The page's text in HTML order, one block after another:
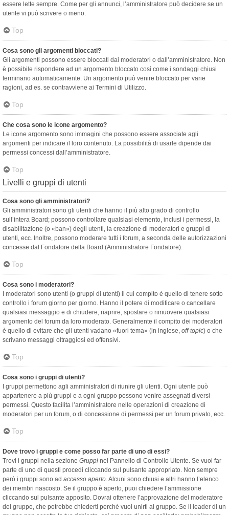
essere lette sempre. Come per gli annunci, l’amministratore può decidere se un
utente vi può scrivere o meno.
Top
Cosa sono gli argomenti bloccati?
Gli argomenti possono essere bloccati dai moderatori o dall’amministratore. Non
è possibile rispondere ad un argomento bloccato così come i sondaggi chiusi
terminano automaticamente. Un argomento può venire bloccato per varie
ragioni, ad es. se contravviene ai Termini di Utilizzo.
Top
Che cosa sono le icone argomento?
Le icone argomento sono immagini che possono essere associate agli
argomenti per indicare il loro contenuto. La possibilità di usarle dipende dai
permessi concessi dall’amministratore.
Top
Livelli e gruppi di utenti
Cosa sono gli amministratori?
Gli amministratori sono gli utenti che hanno il più alto grado di controllo
sull’intera Board; possono controllare qualsiasi elemento, inclusi i permessi, la
disabilitazione (o «ban») degli utenti, la creazione di moderatori e gruppi di
utenti, ecc. Inoltre, possono moderare tutti i forum, a seconda delle autorizzazioni
concesse dal Fondatore della Board (Amministratore Fondatore).
Top
Cosa sono i moderatori?
I moderatori sono utenti (o gruppi di utenti) il cui compito è quello di tenere sotto
controllo i forum giorno per giorno. Hanno il potere di modificare o cancellare
qualsiasi messaggio e di chiudere, riaprire, spostare o rimuovere qualsiasi
argomento del forum da loro moderato. Generalmente il compito dei moderatori
è quello di evitare che gli utenti vadano «fuori tema» (in inglese, off-topic) o che
scrivano messaggi oltraggiosi ed offensivi.
Top
Cosa sono i gruppi di utenti?
I gruppi permettono agli amministratori di riunire gli utenti. Ogni utente può
appartenere a più gruppi e a ogni gruppo possono venire assegnati diversi
permessi. Questo facilita l’amministratore nelle operazioni di creazione di
moderatori per un forum, o di concessione di permessi per un forum privato, ecc.
Top
Dove trovo i gruppi e come posso far parte di uno di essi?
Trovi i gruppi nella sezione Gruppi nel Pannello di Controllo Utente. Se vuoi far
parte di uno di questi procedi cliccando sul pulsante appropriato. Non sempre
però i gruppi sono ad accesso aperto. Alcuni sono chiusi e altri hanno l’elenco
dei membri nascosto. Se il gruppo è aperto, puoi chiedere l’ammissione
cliccando sul pulsante apposito. Dovrai ottenere l’approvazione del moderatore
del gruppo, che potrebbe chiederti perché vuoi unirti al gruppo. Se il leader di un